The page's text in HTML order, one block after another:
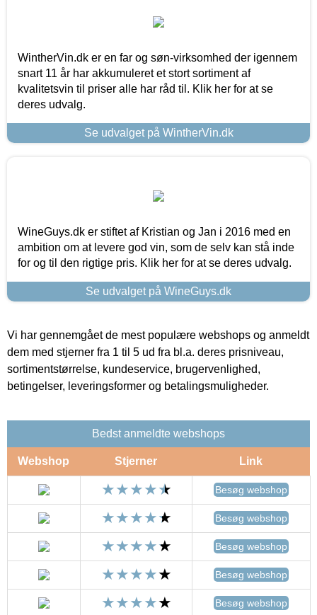
WintherVin.dk er en far og søn-virksomhed der igennem
snart 11 år har akkumuleret et stort sortiment af
kvalitetsvin til priser alle har råd til. Klik her for at se
deres udvalg.
Se udvalget på WintherVin.dk
WineGuys.dk er stiftet af Kristian og Jan i 2016 med en
ambition om at levere god vin, som de selv kan stå inde
for og til den rigtige pris. Klik her for at se deres udvalg.
Se udvalget på WineGuys.dk
Vi har gennemgået de mest populære webshops og anmeldt
dem med stjerner fra 1 til 5 ud fra bl.a. deres prisniveau,
sortimentstørrelse, kundeservice, brugervenlighed,
betingelser, leveringsformer og betalingsmuligheder.
Bedst anmeldte webshops
Webshop Stjerner Link
Besøg webshop
Besøg webshop
Besøg webshop
Besøg webshop
Besøg webshop